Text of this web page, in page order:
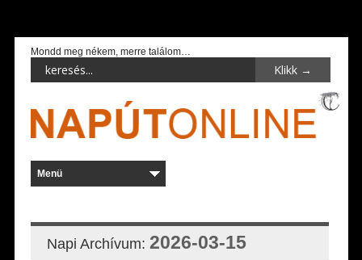
Mondd meg nékem, merre találom…
Napi Archívum: 2026-03-15